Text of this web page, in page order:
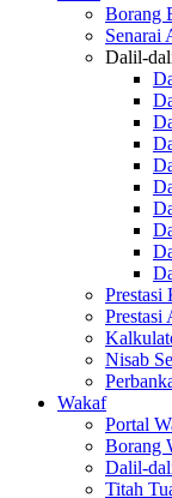
Borang
Senarai
Dalil-
Prestasi
Prestasi
Nisab
Wakaf
Portal
Borang
Dalil-
Titah